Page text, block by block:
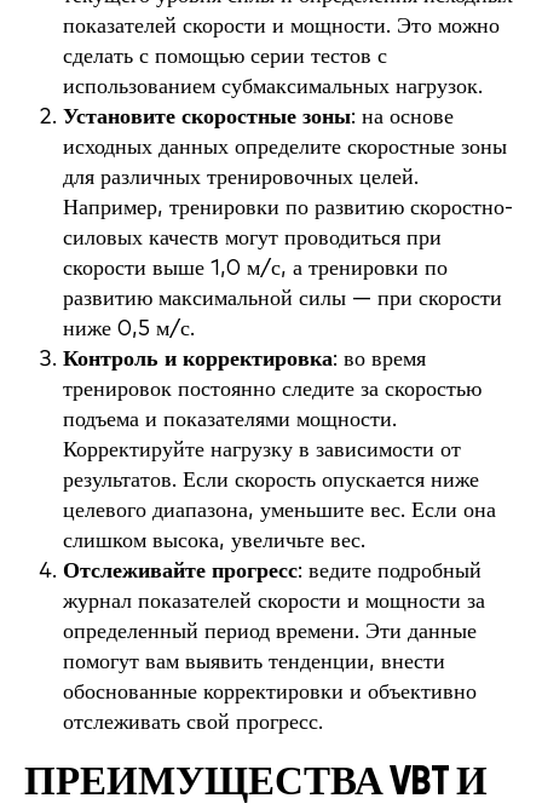
показателей скорости и мощности. Это можно
сделать с помощью серии тестов с
использованием субмаксимальных нагрузок.
Установите скоростные зоны: на основе
исходных данных определите скоростные зоны
для различных тренировочных целей.
Например, тренировки по развитию скоростно-
силовых качеств могут проводиться при
скорости выше 1,0 м/с, а тренировки по
развитию максимальной силы — при скорости
ниже 0,5 м/с.
Контроль и корректировка: во время
тренировок постоянно следите за скоростью
подъема и показателями мощности.
Корректируйте нагрузку в зависимости от
результатов. Если скорость опускается ниже
целевого диапазона, уменьшите вес. Если она
слишком высока, увеличьте вес.
Отслеживайте прогресс: ведите подробный
журнал показателей скорости и мощности за
определенный период времени. Эти данные
помогут вам выявить тенденции, внести
обоснованные корректировки и объективно
отслеживать свой прогресс.
ПРЕИМУЩЕСТВА VBT И